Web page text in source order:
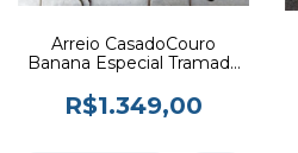
Arreio CasadoCouro
Banana Especial Tramado
R$1.349,00